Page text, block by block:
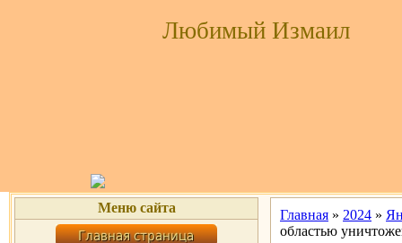
Любимый Измаил
Меню сайта Главная » 2024 »
областью